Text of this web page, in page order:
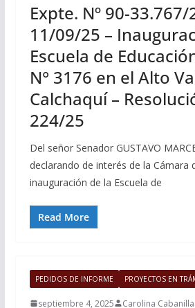
Expte. Nº 90-33.767/
11/09/25 –
Escuela de
N° 3176 en el Alto
Calchaquí –
224/25
Del señor Senador GUSTAVO
declarando de interés de la Cámara
inauguración de la Escuela de
Read More
PEDIDOS DE INFORME PROYECTOS EN
septiembre 4, 2025 Carolina